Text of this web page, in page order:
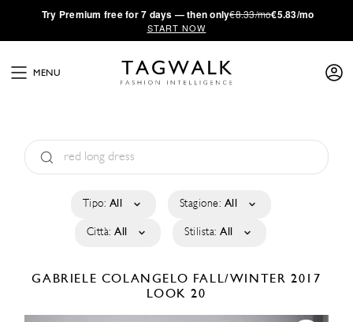
·Try Premium free for 7 days — then only€8.33/mo€5.83/mo
START NOW
MENU
Tipo: All Stagione: All
Città: All Stilista: All
GABRIELE COLANGELO FALL/WINTER 2017
LOOK 20